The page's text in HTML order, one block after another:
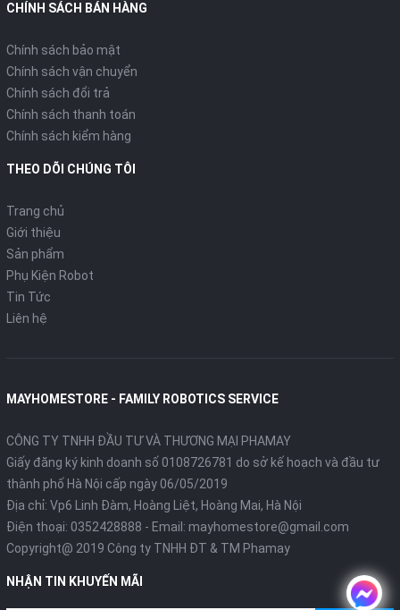
CHÍNH SÁCH BÁN HÀNG
Chính sách bảo mật
Chính sách vận chuyển
Chính sách đổi trả
Chính sách thanh toán
Chính sách kiểm hàng
THEO DÕI CHÚNG TÔI
Trang chủ
Giới thiệu
Sản phẩm
Phụ Kiện Robot
Tin Tức
Liên hệ
MAYHOMESTORE - FAMILY ROBOTICS SERVICE
CÔNG TY TNHH ĐẦU TƯ VÀ THƯƠNG MẠI PHAMAY
Giấy đăng ký kinh doanh số 0108726781 do sở kế hoạch và đầu tư
thành phố Hà Nội cấp ngày 06/05/2019
Địa chỉ: Vp6 Linh Đàm, Hoàng Liệt, Hoàng Mai, Hà Nội
Điện thoại: 0352428888 - Email: mayhomestore@gmail.com
Copyright@ 2019 Công ty TNHH ĐT & TM Phamay
NHẬN TIN KHUYẾN MÃI